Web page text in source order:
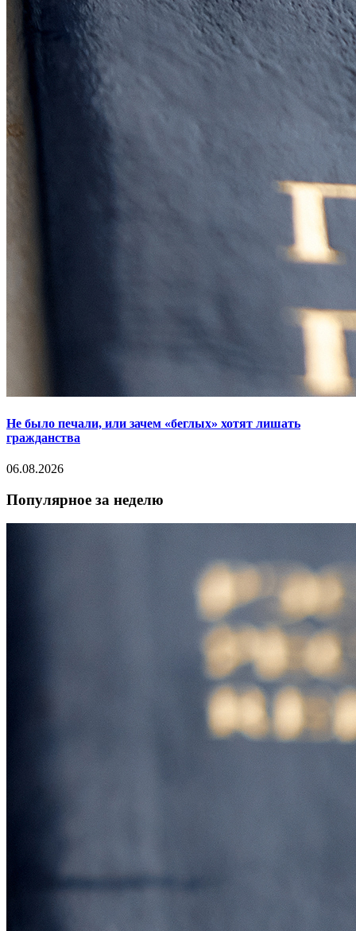
Не было печали, или зачем «беглых» хотят лишать
гражданства
06.08.2026
Популярное за неделю